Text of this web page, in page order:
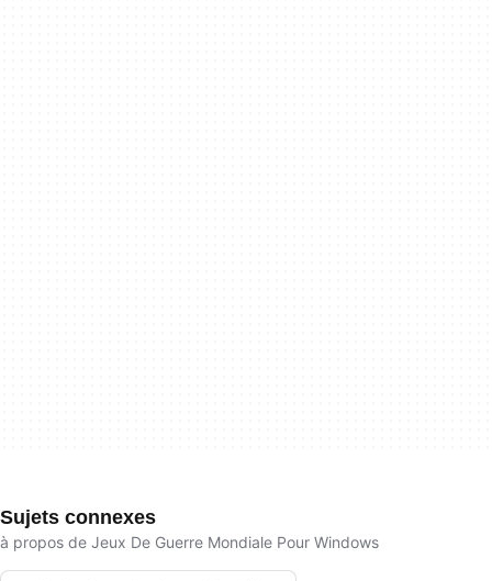
Sujets connexes
à propos de Jeux De Guerre Mondiale Pour Windows